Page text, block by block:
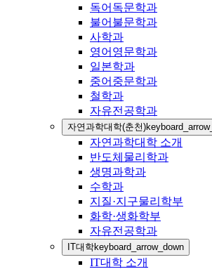
독어독문학과
불어불문학과
사학과
영어영문학과
일본학과
중어중문학과
철학과
자유전공학과
자연과학대학(춘천)
자연과학대학 소개
반도체물리학과
생명과학과
수학과
지질·지구물리학부
화학·생화학부
자유전공학과
IT대학keyboard_arrow_down
IT대학 소개